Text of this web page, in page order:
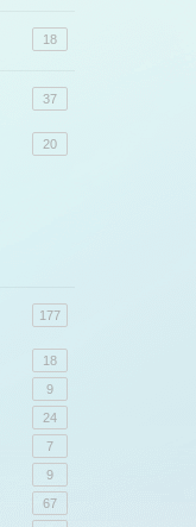
18
37
20
177
18
9
24
7
9
67